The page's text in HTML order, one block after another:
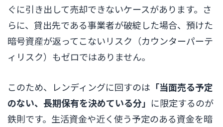
ぐに引き出して売却できないケースがあります。さ
らに、貸出先である事業者が破綻した場合、預けた
暗号資産が返ってこないリスク（カウンターパーテ
ィリスク）もゼロではありません。
このため、レンディングに回すのは 「当面売る予定
のない、長期保有を決めている分」 に限定するのが
鉄則です。生活資金や近く使う予定のある資金を暗